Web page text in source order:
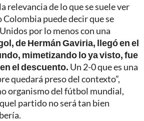
relevancia de lo que se suele ver
puede decir que se
por lo menos con una
de Hermán Gaviria, llegó en el
mimetizando lo ya visto, fue
el descuento. Un 2-0 que es una
quedará preso del contexto”,
organismo del fútbol mundial,
partido no será tan bien